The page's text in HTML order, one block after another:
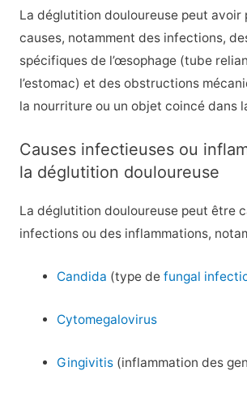
La déglutition douloureuse peut avoir
causes, notamment des infections,
spécifiques de l’œsophage (tube
l’estomac) et des obstructions
la nourriture ou un objet coincé dans
Causes infectieuses ou
la déglutition douloureuse
La déglutition douloureuse peut être
infections ou des inflammations,
Candida (type defungal
Cytomegalovirus
Gingivitis (inflammation des